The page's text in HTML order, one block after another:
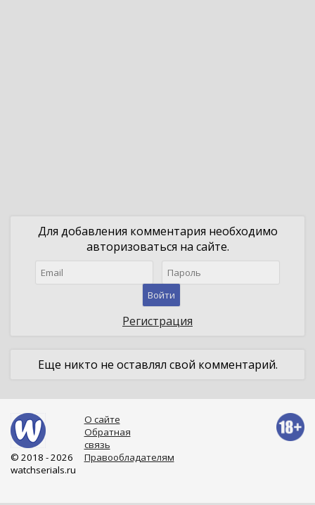
Для добавления комментария необходимо
авторизоваться на сайте.
Войти
Регистрация
Еще никто не оставлял свой комментарий.
© 2018 - 2026
watchserials.ru
О сайте
Обратная
связь
Правообладателям